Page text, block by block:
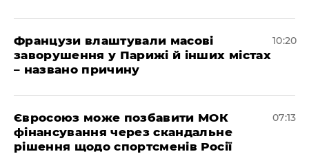
Французи влаштували масові
заворушення у Парижі й інших містах
– названо причину
10:20
Євросоюз може позбавити МОК
фінансування через скандальне
рішення щодо спортсменів Росії
07:13